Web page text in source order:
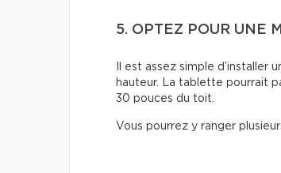
5. OPTEZ POUR UNE
Il est assez simple d’installer
hauteur. La tablette pourrait
30 pouces du toit.
Vous pourrez y ranger